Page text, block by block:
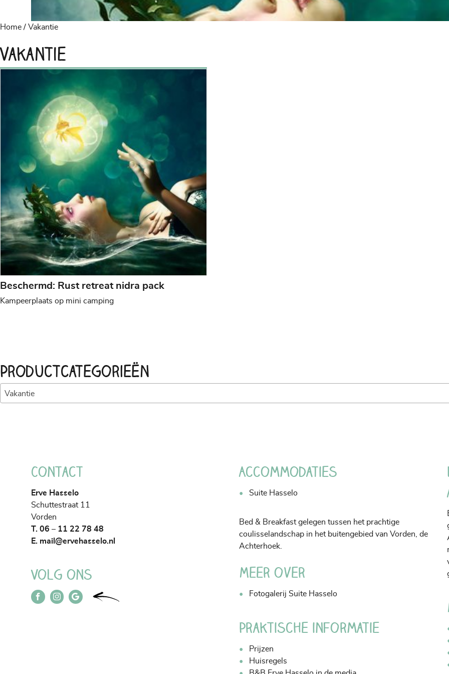
Home / Vakantie
Vakantie
Beschermd: Rust retreat nidra pack
Kampeerplaats op mini camping
Productcategorieën
Vakantie
Contact
Erve Hasselo
Schuttestraat 11
Vorden
T. 06 – 11 22 78 48
E. mail@ervehasselo.nl
Volg ons
Accommodaties
Suite Hasselo
Bed & Breakfast gelegen tussen het prachtige
coulisselandschap in het buitengebied van Vorden, de
Achterhoek.
Meer over
Fotogalerij Suite Hasselo
Praktische informatie
Prijzen
Huisregels